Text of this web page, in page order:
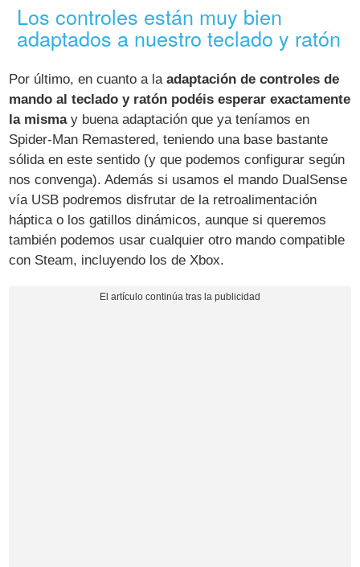
Los controles están muy bien
adaptados a nuestro teclado y ratón
Por último, en cuanto a laadaptación de controles de
mando al teclado y ratón podéis esperar exactamente
la mismay buena adaptación que ya teníamos en
Spider-Man Remastered, teniendo una base bastante
sólida en este sentido (y que podemos configurar según
nos convenga). Además si usamos el mando DualSense
vía USB podremos disfrutar de la retroalimentación
háptica o los gatillos dinámicos, aunque si queremos
también podemos usar cualquier otro mando compatible
con Steam, incluyendo los de Xbox.